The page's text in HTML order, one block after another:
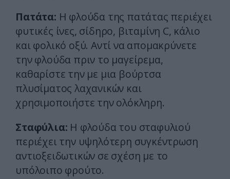
Πατάτα: Η φλούδα της πατάτας περιέχει
φυτικές ίνες, σίδηρο, βιταμίνη C, κάλιο
και φολικό οξύ. Αντί να απομακρύνετε
την φλούδα πριν το μαγείρεμα,
καθαρίστε την με μια βούρτσα
πλυσίματος λαχανικών και
χρησιμοποιήστε την ολόκληρη.
Σταφύλια: Η φλούδα του σταφυλιού
περιέχει την υψηλότερη συγκέντρωση
αντιοξειδωτικών σε σχέση με το
υπόλοιπο φρούτο.